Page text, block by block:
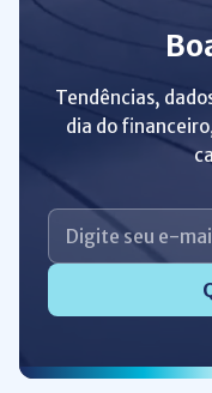
Tendências,
dia do